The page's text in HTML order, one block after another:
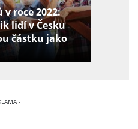
v roce 2022:
lidí v Česku
částku jako